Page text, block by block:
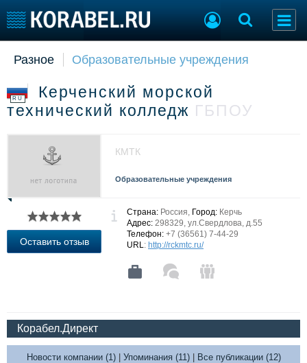
Судостроение
Новости
Компании
Работа
Крюинг
Журнал
Торговая площадка
Продажа флота
Оборудование
Материалы
Конференции
Выставки и семинары
Флот
Форум
Разное Образовательные учреждения
RU
Керченский морской
технический колледж ГБПОУ
КМТК
Образовательные учреждения
Оставить отзыв
Страна: Россия, Город: Керчь
Адрес: 298329, ул.Свердлова, д.55
Телефон: +7 (36561) 7-44-29
URL: http://rckmtc.ru/
Корабел.Директ
Новости компании (1)| Упоминания (11)| Все публикации (12)